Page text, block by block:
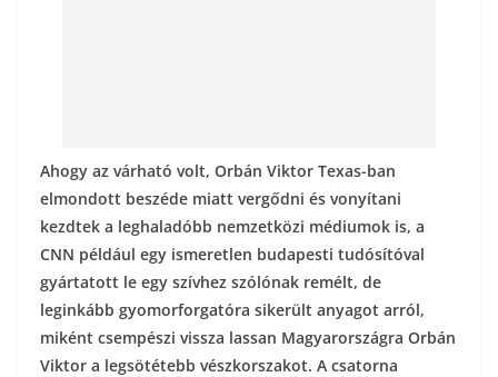
Ahogy az várható volt, Orbán Viktor Texas-ban
elmondott beszéde miatt vergődni és vonyítani
kezdtek a leghaladóbb nemzetközi médiumok is, a
CNN például egy ismeretlen budapesti tudósítóval
gyártatott le egy szívhez szólónak remélt, de
leginkább gyomorforgatóra sikerült anyagot arról,
miként csempészi vissza lassan Magyarországra Orbán
Viktor a legsötétebb vészkorszakot. A csatorna